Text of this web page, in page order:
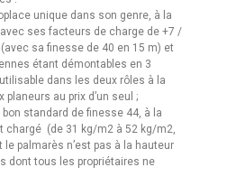
unique dans son genre, à la
ses facteurs de charge de +7 /
sa finesse de 40 en 15 m) et
étant démontables en 3
dans les deux rôles à la
au prix d’un seul ;
standard de finesse 44, à la
chargé (de 31 kg/m2 à 52 kg/m2,
le palmarès n’est pas à la hauteur
dont tous les propriétaires ne